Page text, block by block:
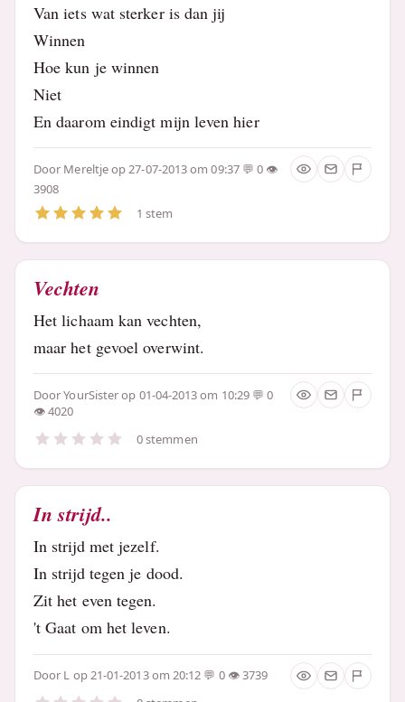
Van iets wat sterker is dan jij
Winnen
Hoe kun je winnen
Niet
En daarom eindigt mijn leven hier
Door Mereltjeop 27-07-2013 om 09:37
0
3908
1 stem
Vechten
Het lichaam kan vechten,
maar het gevoel overwint.
DoorYourSisterop 01-04-2013 om 10:29
0
4020
0 stemmen
In strijd..
In strijd met jezelf.
In strijd tegen je dood.
Zit het even tegen.
't Gaat om het leven.
Door L op 21-01-2013 om 20:12 0
3739